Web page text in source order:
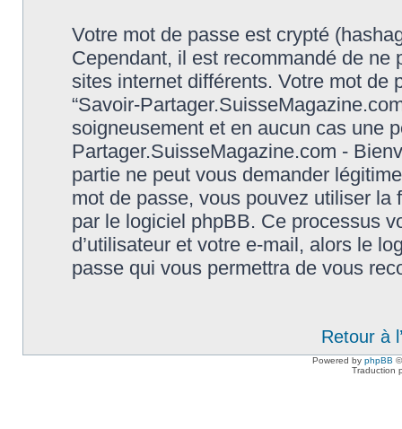
Votre mot de passe est crypté
Cependant, il est recommandé de
sites internet différents. Votre mot de
“Savoir-
soigneusement et en aucun cas une
Partager.SuisseMagazine.com -
partie ne peut vous demander
mot de passe, vous pouvez utiliser la
par le logiciel phpBB. Ce processus
d’utilisateur et votre e-mail, alors le
passe qui vous permettra de vous
Retour à
Powered by phpBB
Traduction